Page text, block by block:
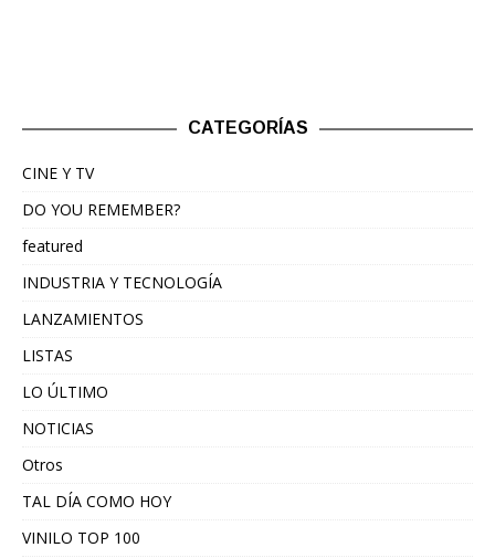
CATEGORÍAS
CINE Y TV
DO YOU REMEMBER?
featured
INDUSTRIA Y TECNOLOGÍA
LANZAMIENTOS
LISTAS
LO ÚLTIMO
NOTICIAS
Otros
TAL DÍA COMO HOY
VINILO TOP 100